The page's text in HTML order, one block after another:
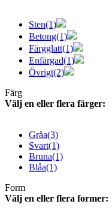
Sten(1)
Betong(1)
Färgglatt(1)
Enfärgad(1)
Övrigt(2)
Färg
Välj en eller flera färger:
Gråa(3)
Svart(1)
Bruna(1)
Blåa(1)
Form
Välj en eller flera former: